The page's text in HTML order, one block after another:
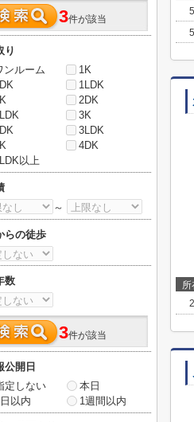
所
3件が該当
り
ンルーム
1K
1LDK
2DK
3K
3LDK
4DK
以上
～
らの徒歩
数
3件が該当
公開日
定しない
本日
以内
1週間以内